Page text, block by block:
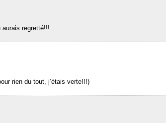
aurais regretté!!!
rien du tout, j’étais verte!!!)